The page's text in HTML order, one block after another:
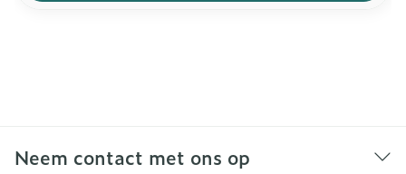
Neem contact met ons op